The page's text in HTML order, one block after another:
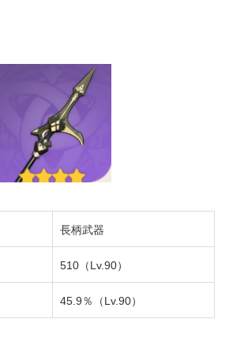
長柄武器
510（Lv.90）
45.9％（Lv.90）